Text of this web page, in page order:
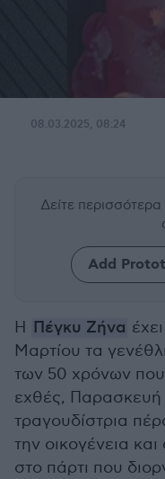
08.03.2025, 08:24
Δείτε
Add
Η Πέγκυ Ζήνα
Μαρτίου τα
των 50 χρόνων που
εχθές, Παρασκευή
τραγουδίστρια
την οικογένεια
στο πάρτι που